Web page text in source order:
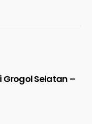
Grogol Selatan –